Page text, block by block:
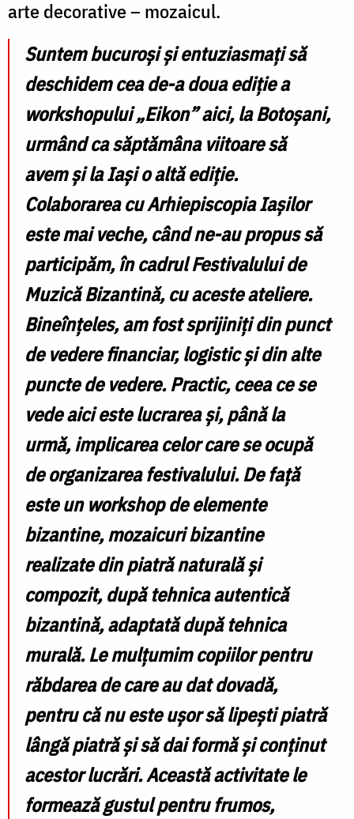
arte decorative – mozaicul.
Suntem bucuroși și entuziasmați să
deschidem cea de-a doua ediție a
workshopului „Eikon” aici, la Botoșani,
urmând ca săptămâna viitoare să
avem și la Iași o altă ediție.
Colaborarea cu Arhiepiscopia Iașilor
este mai veche, când ne-au propus să
participăm, în cadrul Festivalului de
Muzică Bizantină, cu aceste ateliere.
Bineînțeles, am fost sprijiniți din punct
de vedere financiar, logistic și din alte
puncte de vedere. Practic, ceea ce se
vede aici este lucrarea și, până la
urmă, implicarea celor care se ocupă
de organizarea festivalului. De față
este un workshop de elemente
bizantine, mozaicuri bizantine
realizate din piatră naturală și
compozit, după tehnica autentică
bizantină, adaptată după tehnica
murală. Le mulțumim copiilor pentru
răbdarea de care au dat dovadă,
pentru că nu este ușor să lipești piatră
lângă piatră și să dai formă și conținut
acestor lucrări. Această activitate le
formează gustul pentru frumos,